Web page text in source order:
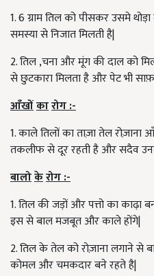
1. 6 ग्राम तिल को पीसकर उसमे
समस्या से निजात मिलती है|
2. तिल ,चना और मूंग की दाल को
से छुटकारा मिलता है और पेट भी
आँखोंकारोग:-
1. काले तिलों का ताज़ा तेल
तकलीफ से दूर रहती है और सदैव
बालोकेरोग:-
1. तिल की जड़ों और पत्तो का
इस से बाल मजबूत और काले होंगे|
2. तिल के तेल को रोज़ाना लगाने
कोमल और चमकदार बने रहते है|